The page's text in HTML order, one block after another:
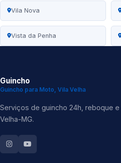
Vila Nova
Vista da Penha
Guincho
Guincho para Moto, Vila Velha
Serviços de guincho 24h, reboque
Velha-MG.